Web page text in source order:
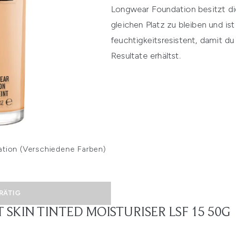
(Verschiedene Farben)
Longwear Foundation besitzt
gleichen Platz zu bleiben und
feuchtigkeitsresistent, damit du
Resultate erhältst.
SKIN TINTED MOISTURISER LSF 15 50G